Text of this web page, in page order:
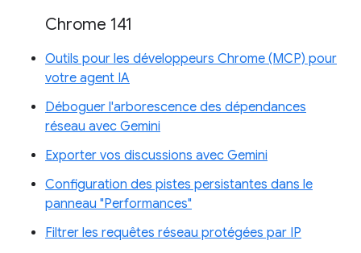
Chrome 141
Outils pour les développeurs Chrome (MCP) pour
votre agent IA
Déboguer l'arborescence des dépendances
réseau avec Gemini
Exporter vos discussions avec Gemini
Configuration des pistes persistantes dans le
panneau "Performances"
Filtrer les requêtes réseau protégées par IP